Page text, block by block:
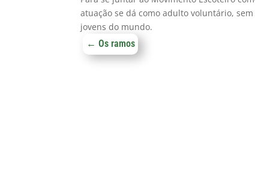
atuação se dá como adulto voluntário,
jovens do mundo.
←Os ramos